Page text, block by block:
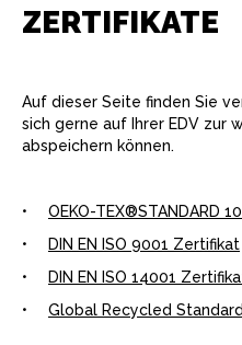
Verkaufspersonal
Kontakt
ZERTIFIKATE
Auf dieser Seite finden Sie
sich gerne auf Ihrer EDV zur
abspeichern können.
•
OEKO-TEX®STANDARD
•
DIN EN ISO 9001 Zertifikat
•
DIN EN ISO 14001
•
Global Recycled Standard